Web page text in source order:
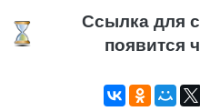
Ссылка для
появится